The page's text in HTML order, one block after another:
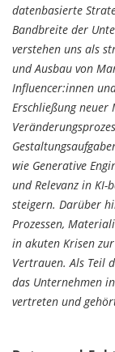
datenbasierte
Bandbreite der
verstehen uns als
und Ausbau von
Influencer:innen
Erschließung neuer
wie Generative
und Relevanz in KI-
steigern. Darüber
Prozessen,
in akuten Krisen
Vertrauen. Als Teil
das Unternehmen
vertreten und